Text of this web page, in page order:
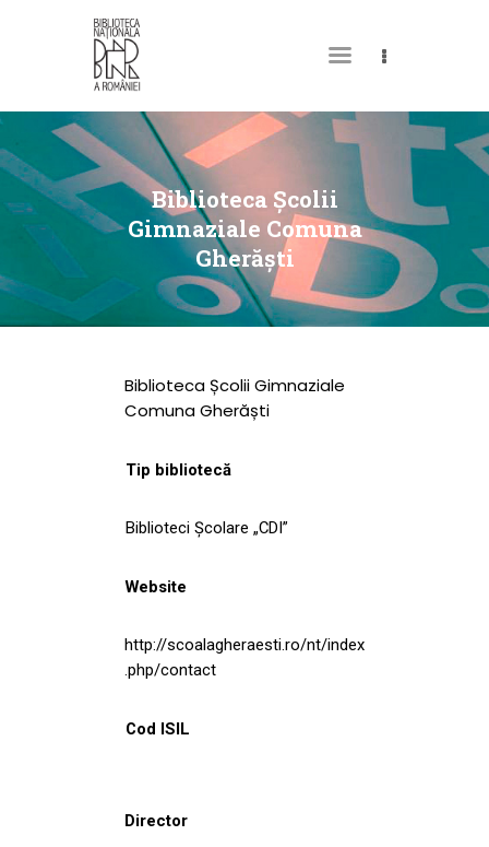
Biblioteca Școlii
Gimnaziale Comuna
Gherăști
DESPRE NOI
PERMISUL MEU DE
BIBLIOTECĂ
CATALOAGE ȘI
COLECȚII
BIBLIOTECA DIGITALĂ
EVENIMENTE
CULTURALE
NOUTĂȚI
Biblioteca Școlii Gimnaziale
Comuna Gherăști
Tip bibliotecă
Biblioteci Școlare „CDI”
Website
http://scoalagheraesti.ro/nt/index
.php/contact
Cod ISIL
Director